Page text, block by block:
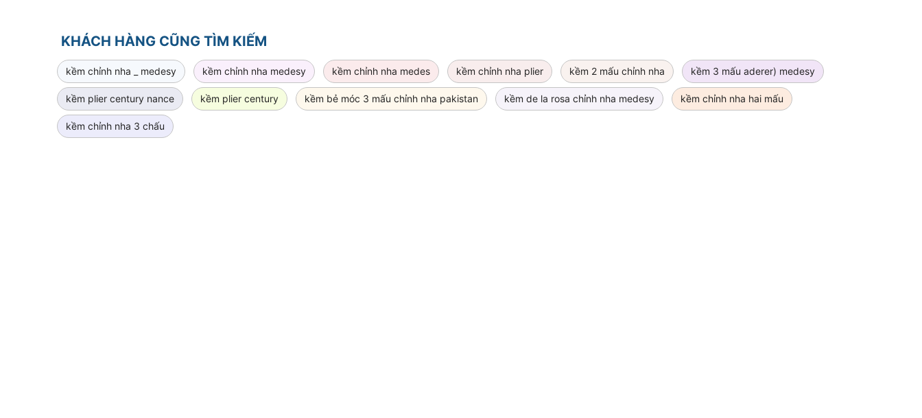
KHÁCH HÀNG CŨNG TÌM KIẾM
kềm chỉnh nha _ medesy kềm chỉnh nha medesy kềm chỉnh nha medes kềm chỉnh nha plier kềm 2 mấu chỉnh nha kềm 3 mấu aderer) medesy
kềm plier century nance kềm plier century kềm bẻ móc 3 mấu chỉnh nha pakistan kềm de la rosa chỉnh nha medesy kềm chỉnh nha hai mấu
kềm chỉnh nha 3 chấu